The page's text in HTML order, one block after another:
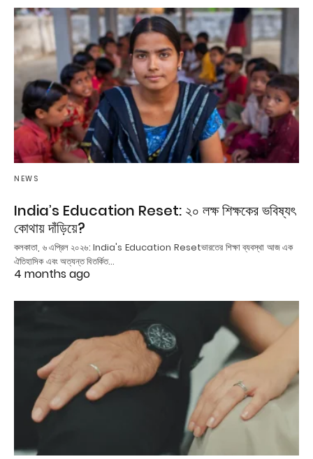
NEWS
India’s Education Reset: ২০ লক্ষ শিক্ষকের ভবিষ্যৎ
কোথায় দাঁড়িয়ে?
কলকাতা, ৬ এপ্রিল ২০২৬: India's Education Resetভারতের শিক্ষা ব্যবস্থা আজ এক
ঐতিহাসিক এবং অত্যন্ত বিতর্কিত…
4 months ago